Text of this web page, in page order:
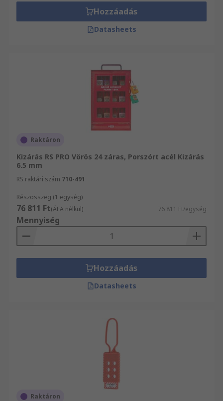
Hozzáadás
Datasheets
Raktáron
Kizárás RS PRO Vörös 24 záras, Porszórt acél Kizárás
6.5 mm
RS raktári szám 710-491
Részösszeg (1 egység)
76 811 Ft(ÁFA nélkül) 76 811 Ft/egység
Mennyiség
Hozzáadás
Datasheets
Raktáron